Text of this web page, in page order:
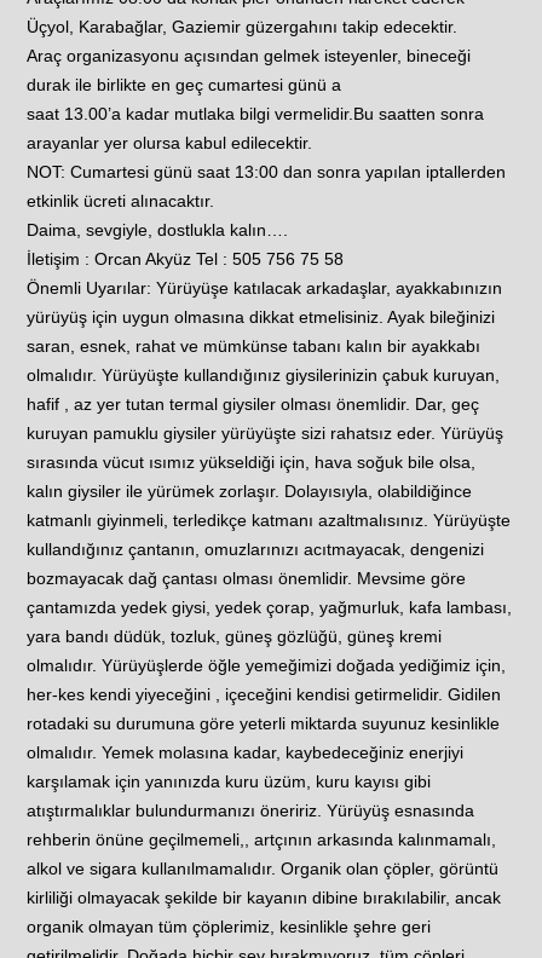
Üçyol, Karabağlar, Gaziemir güzergahını takip edecektir.
Araç organizasyonu açısından gelmek isteyenler, bineceği
durak ile birlikte en geç cumartesi günü a
saat 13.00’a kadar mutlaka bilgi vermelidir.Bu saatten sonra
arayanlar yer olursa kabul edilecektir.
NOT: Cumartesi günü saat 13:00 dan sonra yapılan iptallerden
etkinlik ücreti alınacaktır.
Daima, sevgiyle, dostlukla kalın….
İletişim : Orcan Akyüz Tel : 505 756 75 58
Önemli Uyarılar: Yürüyüşe katılacak arkadaşlar, ayakkabınızın
yürüyüş için uygun olmasına dikkat etmelisiniz. Ayak bileğinizi
saran, esnek, rahat ve mümkünse tabanı kalın bir ayakkabı
olmalıdır. Yürüyüşte kullandığınız giysilerinizin çabuk kuruyan,
hafif , az yer tutan termal giysiler olması önemlidir. Dar, geç
kuruyan pamuklu giysiler yürüyüşte sizi rahatsız eder. Yürüyüş
sırasında vücut ısımız yükseldiği için, hava soğuk bile olsa,
kalın giysiler ile yürümek zorlaşır. Dolayısıyla, olabildiğince
katmanlı giyinmeli, terledikçe katmanı azaltmalısınız. Yürüyüşte
kullandığınız çantanın, omuzlarınızı acıtmayacak, dengenizi
bozmayacak dağ çantası olması önemlidir. Mevsime göre
çantamızda yedek giysi, yedek çorap, yağmurluk, kafa lambası,
yara bandı düdük, tozluk, güneş gözlüğü, güneş kremi
olmalıdır. Yürüyüşlerde öğle yemeğimizi doğada yediğimiz için,
her-kes kendi yiyeceğini , içeceğini kendisi getirmelidir. Gidilen
rotadaki su durumuna göre yeterli miktarda suyunuz kesinlikle
olmalıdır. Yemek molasına kadar, kaybedeceğiniz enerjiyi
karşılamak için yanınızda kuru üzüm, kuru kayısı gibi
atıştırmalıklar bulundurmanızı öneririz. Yürüyüş esnasında
rehberin önüne geçilmemeli,, artçının arkasında kalınmamalı,
alkol ve sigara kullanılmamalıdır. Organik olan çöpler, görüntü
kirliliği olmayacak şekilde bir kayanın dibine bırakılabilir, ancak
organik olmayan tüm çöplerimiz, kesinlikle şehre geri